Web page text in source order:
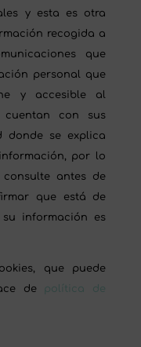
y esta es otra
recogida a
que
personal que
y accesible al
cuentan con sus
donde se explica
por lo
antes de
que está de
información es
que puede
de política de